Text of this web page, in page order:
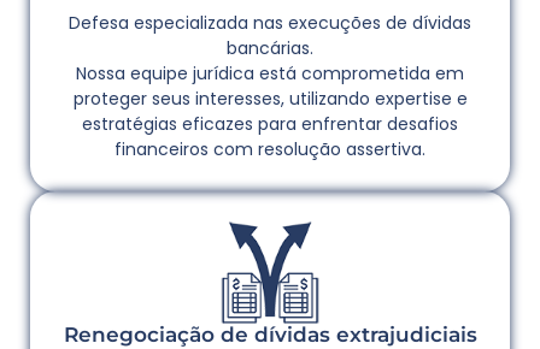
Defesa especializada nas execuções de dívidas
bancárias.
Nossa equipe jurídica está comprometida em
proteger seus interesses, utilizando expertise e
estratégias eficazes para enfrentar desafios
financeiros com resolução assertiva.
Renegociação de dívidas extrajudiciais